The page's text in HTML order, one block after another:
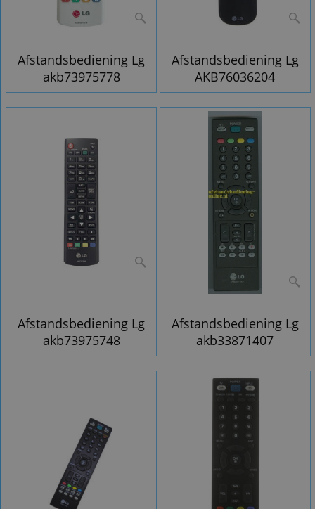
Afstandsbediening Lg
akb73975778
Afstandsbediening Lg
AKB76036204
Afstandsbediening Lg
akb73975748
Afstandsbediening Lg
akb33871407